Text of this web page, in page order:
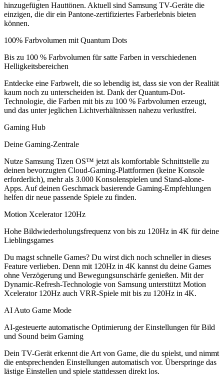
hinzugefügten Hauttönen. Aktuell sind Samsung TV-Geräte die
einzigen, die dir ein Pantone-zertifiziertes Farberlebnis bieten
können.
100% Farbvolumen mit Quantum Dots
Bis zu 100 % Farbvolumen für satte Farben in verschiedenen
Helligkeitsbereichen
Entdecke eine Farbwelt, die so lebendig ist, dass sie von der Realität
kaum noch zu unterscheiden ist. Dank der Quantum-Dot-
Technologie, die Farben mit bis zu 100 % Farbvolumen erzeugt,
und das unter jeglichen Lichtverhältnissen nahezu verlustfrei.
Gaming Hub
Deine Gaming-Zentrale
Nutze Samsung Tizen OS™ jetzt als komfortable Schnittstelle zu
deinen bevorzugten Cloud-Gaming-Plattformen (keine Konsole
erforderlich), mehr als 3.000 Konsolenspielen und Stand-alone-
Apps. Auf deinen Geschmack basierende Gaming-Empfehlungen
helfen dir neue passende Spiele zu finden.
Motion Xcelerator 120Hz
Hohe Bildwiederholungsfrequenz von bis zu 120Hz in 4K für deine
Lieblingsgames
Du magst schnelle Games? Du wirst dich noch schneller in dieses
Feature verlieben. Denn mit 120Hz in 4K kannst du deine Games
ohne Verzögerung und Bewegungsunschärfe genießen. Mit der
Dynamic-Refresh-Technologie von Samsung unterstützt Motion
Xcelerator 120Hz auch VRR-Spiele mit bis zu 120Hz in 4K.
AI Auto Game Mode
AI-gesteuerte automatische Optimierung der Einstellungen für Bild
und Sound beim Gaming
Dein TV-Gerät erkennt die Art von Game, die du spielst, und nimmt
die entsprechenden Einstellungen automatisch vor. Überspringe das
lästige Einstellen und spiele stattdessen direkt los.